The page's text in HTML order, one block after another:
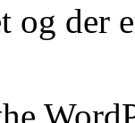
og der